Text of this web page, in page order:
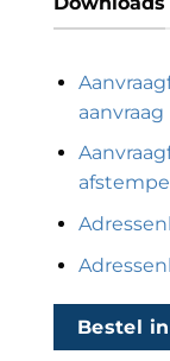
aanvraag
Bestel